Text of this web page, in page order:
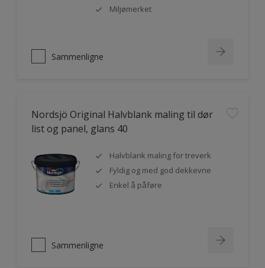
Miljømerket
Sammenligne
Nordsjö Original Halvblank maling til dør
list og panel, glans 40
Halvblank maling for treverk
Fyldig og med god dekkevne
Enkel å påføre
Sammenligne